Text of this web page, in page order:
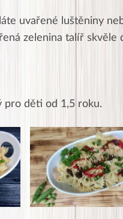
uvařené luštěniny
zelenina talíř skvěle
pro děti od 1,5 roku.